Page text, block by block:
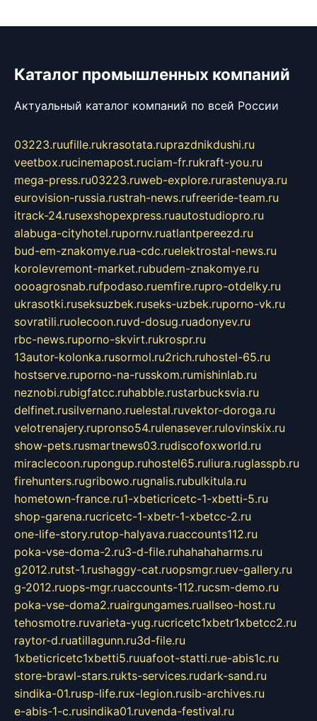
Каталог промышленных компаний
Актуальный каталог компаний по всей России
03223.ruufille.rukrasotata.ruprazdnikdushi.ru
veetbox.rucinemapost.ruciam-fr.rukraft-you.ru
mega-press.ru03223.ruweb-explore.rurastenuya.ru
eurovision-russia.rustrah-news.rufreeride-team.ru
itrack-24.rusexshopexpress.ruautostudiopro.ru
alabuga-cityhotel.rupornv.ruatlantpereezd.ru
bud-em-znakomye.rua-cdc.ruelektrostal-news.ru
korolevremont-market.rubudem-znakomye.ru
oooagrosnab.rufpodaso.ruemfire.rupro-otdelky.ru
ukrasotki.ruseksuzbek.ruseks-uzbek.ruporno-vk.ru
sovratili.ruolecoon.ruvd-dosug.ruadonyev.ru
rbc-news.ruporno-skvirt.rukrospr.ru
13autor-kolonka.rusormol.ru2rich.ruhostel-65.ru
hostserve.ruporno-na-russkom.rumishinlab.ru
neznobi.rubigfatcc.ruhabble.rustarbucksvia.ru
delfinet.rusilvernano.ruelestal.ruvektor-doroga.ru
velotrenajery.rupronso54.rulenasever.rulovinskix.ru
show-pets.rusmartnews03.rudiscofoxworld.ru
miraclecoon.rupongup.ruhostel65.ruliura.ruglasspb.ru
firehunters.rugribowo.rugnalis.rubulkitula.ru
hometown-france.ru1-xbeticricetc-1-xbetti-5.ru
shop-garena.rucricetc-1-xbetr-1-xbetcc-2.ru
one-life-story.rutop-halyava.ruaccounts112.ru
poka-vse-doma-2.ru3-d-file.ruhahahaharms.ru
g2012.rutst-1.rushaggy-cat.ruopsmgr.ruev-gallery.ru
g-2012.ruops-mgr.ruaccounts-112.rucsm-demo.ru
poka-vse-doma2.ruairgungames.ruallseo-host.ru
tehosmotre.ruvarieta-yug.rucricetc1xbetr1xbetcc2.ru
raytor-d.ruatillagunn.ru3d-file.ru
1xbeticricetc1xbetti5.ruuafoot-statti.rue-abis1c.ru
store-brawl-stars.rukts-services.rudark-sand.ru
sindika-01.rusp-life.rux-legion.rusib-archives.ru
e-abis-1-c.rusindika01.ruvenda-festival.ru